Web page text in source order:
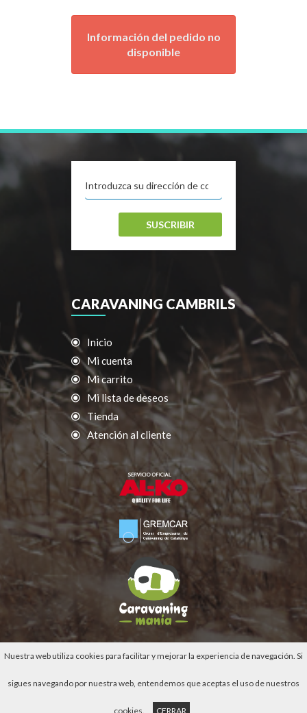
Nuestra web utiliza cookies para facilitar y mejorar la experiencia de navegación. Si
sigues navegando por nuestra web, entendemos que aceptas el uso de nuestros
cookies. CERRAR
Información del pedido no
disponible
SUSCRIBIR
CARAVANING CAMBRILS
Inicio
Mi cuenta
Mi carrito
Mi lista de deseos
Tienda
Atención al cliente